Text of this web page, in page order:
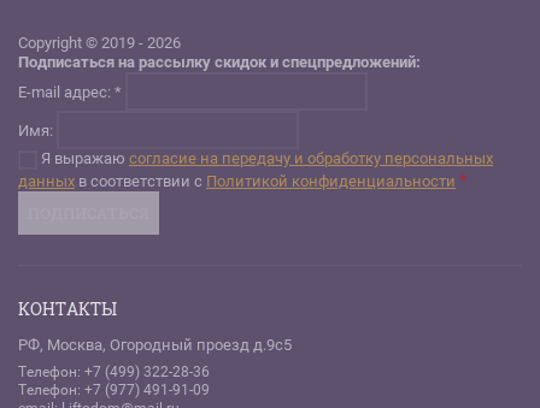
Copyright © 2019 - 2026
Подписаться на рассылку скидок и спецпредложений:
E-mail адрес: *
Имя:
Я выражаю согласие на передачу и обработку персональных
данных в соответствии с Политикой конфиденциальности *
КОНТАКТЫ
РФ, Москва, Огородный проезд д.9с5
Телефон: +7 (499) 322-28-36
Телефон: +7 (977) 491-91-09